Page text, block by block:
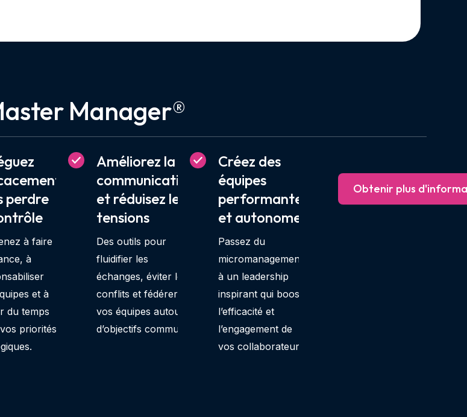
Manager®
perdre
à faire
à
et à
du temps
priorités
Améliorez la
communication
et réduisez les
tensions
Des outils pour
fluidifier les
échanges, éviter les
conflits et fédérer
vos équipes autour
d’objectifs communs.
Créez des
équipes
performantes
et autonomes
Passez du
micromanagement
à un leadership
inspirant qui booste
l’efficacité et
l’engagement de
vos collaborateurs.
Obtenir plus